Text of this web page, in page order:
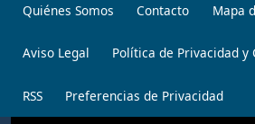
Quiénes Somos Contacto Mapa
Aviso Legal Política de Privacidad y
RSS Preferencias de Privacidad